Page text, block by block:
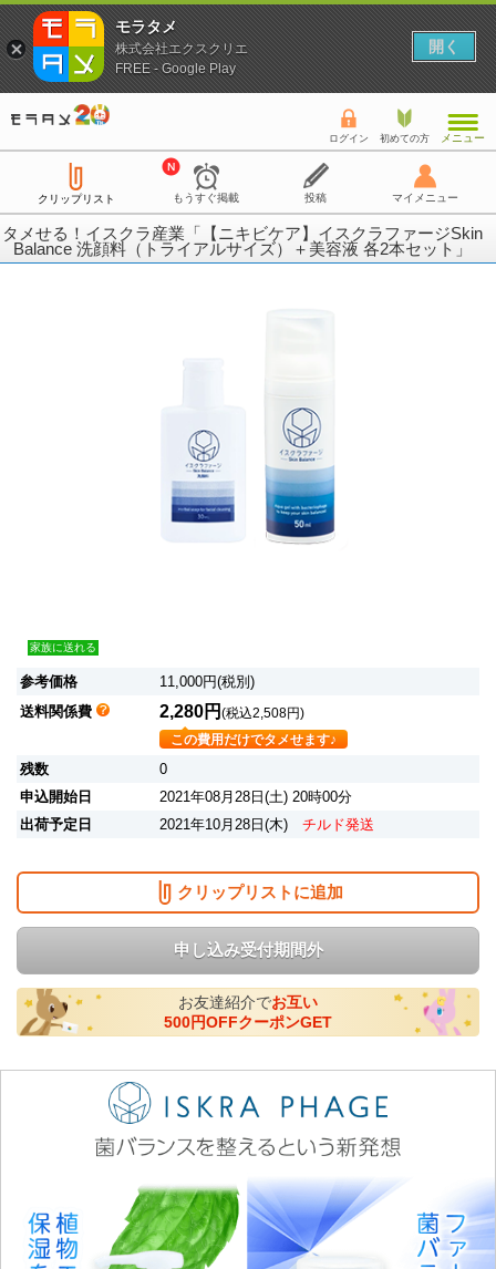
ログイン 初めての方 メニュー
クリップリスト もうすぐ掲載 投稿 マイメニュー
タメせる！イスクラ産業「【ニキビケア】イスクラファージSkin
Balance 洗顔料（トライアルサイズ）＋美容液 各2本セット」
家族に送れる
参考価格
11,000円(税別)
送料関係費
2,280円 (税込2,508円)
この費用だけでタメせます♪
残数
0
申込開始日
2021年08月28日(土) 20時00分
出荷予定日
2021年10月28日(木) チルド発送
クリップリストに追加
申し込み受付期間外
お友達紹介でお互い
500円OFFクーポンGET
モラタメ
株式会社エクスクリエ
FREE - Google Play
開く